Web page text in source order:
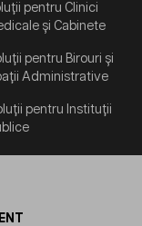
pentru Clinici
și Cabinete
pentru Birouri și
Administrative
pentru Instituții